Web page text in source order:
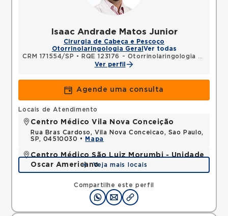
Isaac Andrade Matos Junior
Cirurgia de Cabeça e Pescoço
Otorrinolaringologia Geral Ver todas
CRM 171554/SP • RQE 123176 - Otorrinolaringologia
Ver perfil
Agende uma consulta
Compartilhe este perfil
Locais de Atendimento
Centro Médico Vila Nova Conceição
Rua Bras Cardoso, Vila Nova Conceicao, Sao Paulo,
SP, 04510030 •
Mapa
Centro Médico São Luiz Morumbi - Unidade
Oscar Americano
Rua Engenheiro Oscar Americano, Morumbi, Sao
Paulo, SP, 05673050 •
Mapa
Veja mais locais